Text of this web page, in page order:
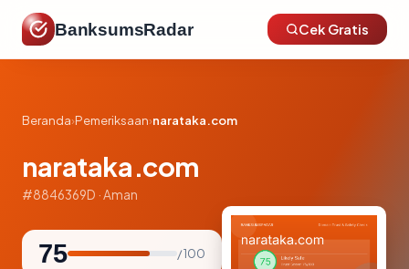
BanksumsRadar Cek Gratis
Beranda›Pemeriksaan›narataka.com
narataka.com
#8846369D · Aman
75 / 100